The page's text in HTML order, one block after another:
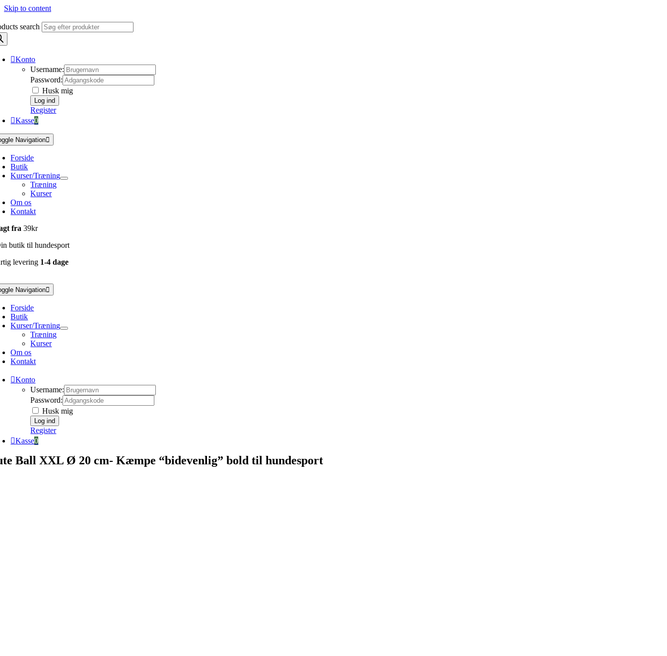
Skip to content
search
Konto
Username:
Password:
Husk mig
Register
Kasse0
Navigation
Forside
Butik
Kurser/Træning
Træning
Kurser
Om os
Kontakt
fra39kr
butik til hundesport
levering 1-4 dage
Navigation
Forside
Butik
Kurser/Træning
Træning
Kurser
Om os
Kontakt
Konto
Username:
Password:
Husk mig
Register
Kasse0
Ball XXL Ø 20 cm- Kæmpe “bidevenlig” bold til hundesport